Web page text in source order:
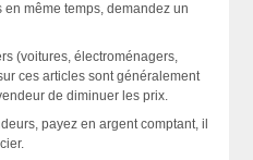
même temps, demandez un
(voitures, électroménagers,
ces articles sont généralement
de diminuer les prix.
payez en argent comptant, il